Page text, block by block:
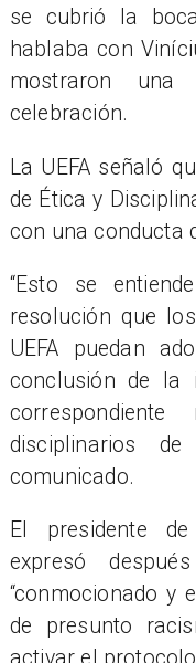
se cubrió la
hablaba con
mostraron
celebración.
La UEFA señaló
de Ética y
con una conducta
“Esto se
resolución que
UEFA puedan
conclusión de la
disciplinarios
comunicado.
El presidente
expresó
“conmocionado y
de presunto